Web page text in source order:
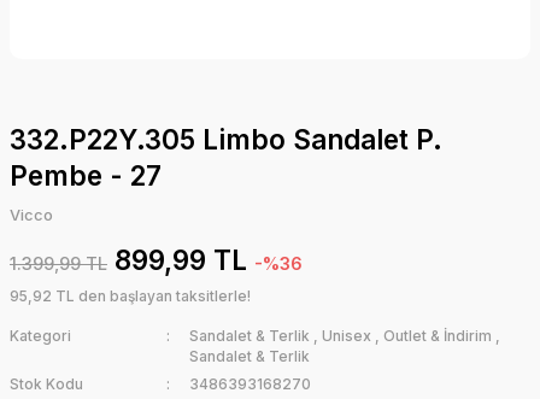
332.P22Y.305 Limbo Sandalet P.
Pembe - 27
Vicco
1.399,99 TL 899,99 TL -%36
95,92 TL den başlayan taksitlerle!
Kategori Sandalet & Terlik , Unisex , Outlet & İndirim ,
Sandalet & Terlik
Stok Kodu
3486393168270